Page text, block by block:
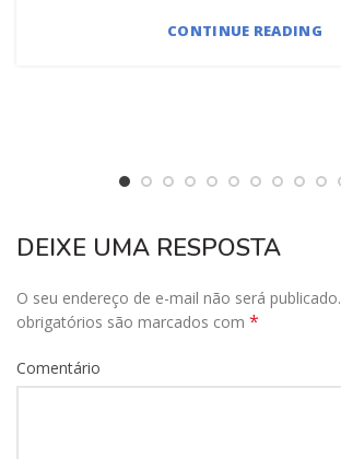
CONTINUE READING
DEIXE UMA RESPOSTA
O seu endereço de e-mail não será publicado.
obrigatórios são marcados com *
Comentário